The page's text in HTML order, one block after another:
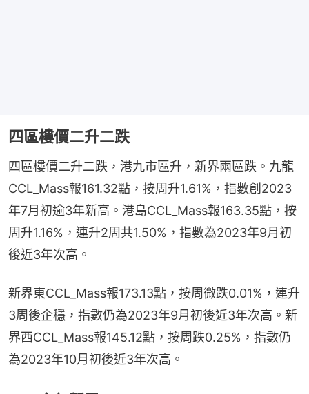
四區樓價二升二跌
四區樓價二升二跌，港九市區升，新界兩區跌。九龍
CCL_Mass報161.32點，按周升1.61%，指數創2023
年7月初逾3年新高。港島CCL_Mass報163.35點，按
周升1.16%，連升2周共1.50%，指數為2023年9月初
後近3年次高。
新界東CCL_Mass報173.13點，按周微跌0.01%，連升
3周後企穩，指數仍為2023年9月初後近3年次高。新
界西CCL_Mass報145.12點，按周跌0.25%，指數仍
為2023年10月初後近3年次高。